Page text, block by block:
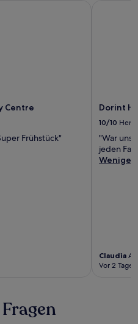
Centre
Frühstück"
Dorint
10/10
"War
jeden
Weniger
Claudia
Vor 2